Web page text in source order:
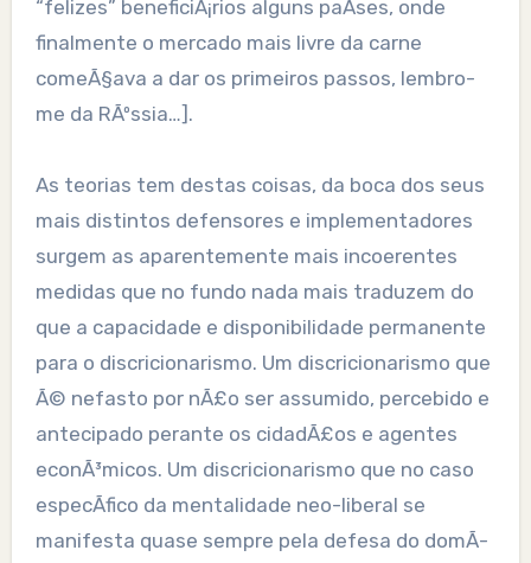
“felizes” beneficiÃ¡rios alguns paÃ­ses, onde
finalmente o mercado mais livre da carne
comeÃ§ava a dar os primeiros passos, lembro-
me da RÃºssia…].
As teorias tem destas coisas, da boca dos seus
mais distintos defensores e implementadores
surgem as aparentemente mais incoerentes
medidas que no fundo nada mais traduzem do
que a capacidade e disponibilidade permanente
para o discricionarismo. Um discricionarismo que
Ã© nefasto por nÃ£o ser assumido, percebido e
antecipado perante os cidadÃ£os e agentes
econÃ³micos. Um discricionarismo que no caso
especÃ­fico da mentalidade neo-liberal se
manifesta quase sempre pela defesa do domÃ­